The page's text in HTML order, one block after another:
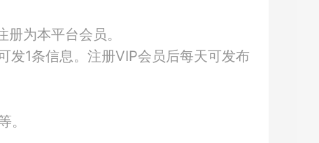
为本平台会员。
发1条信息。注册VIP会员后每天可发布
。